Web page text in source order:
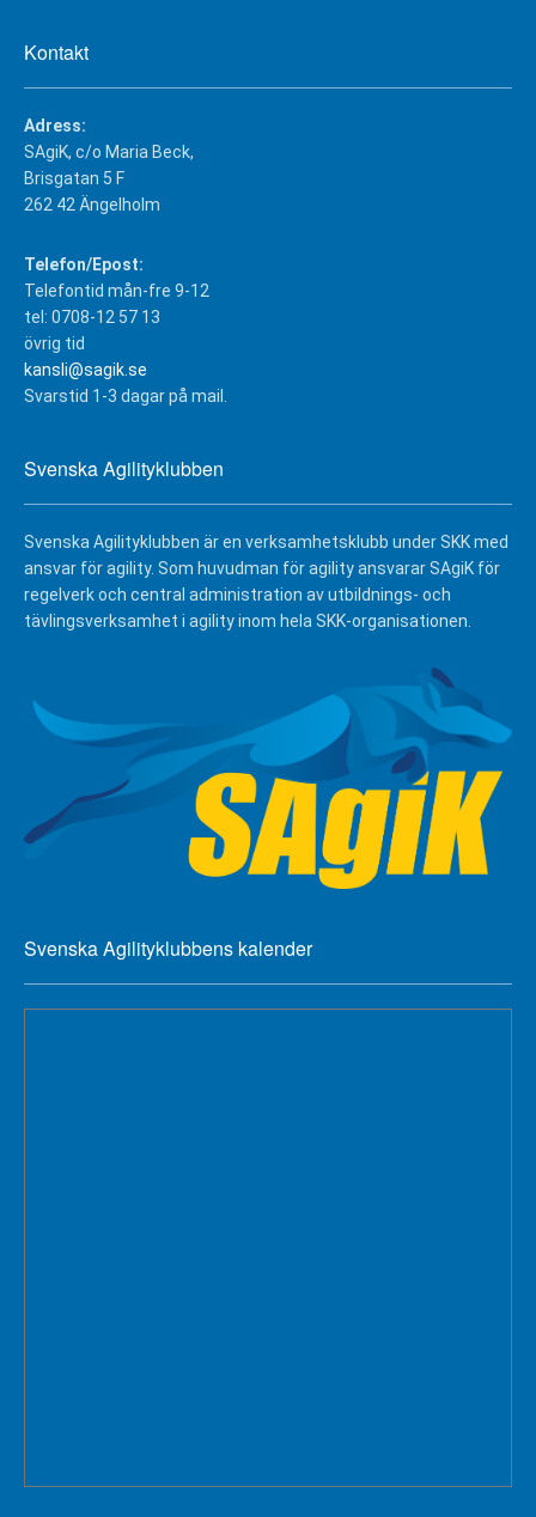
Kontakt
Adress:
SAgiK, c/o Maria Beck,
Brisgatan 5 F
262 42 Ängelholm
Telefon/Epost:
Telefontid mån-fre 9-12
tel: 0708-12 57 13
övrig tid
kansli@sagik.se
Svarstid 1-3 dagar på mail.
Svenska Agilityklubben
Svenska Agilityklubben är en verksamhetsklubb under SKK med
ansvar för agility. Som huvudman för agility ansvarar SAgiK för
regelverk och central administration av utbildnings- och
tävlingsverksamhet i agility inom hela SKK-organisationen.
Svenska Agilityklubbens kalender